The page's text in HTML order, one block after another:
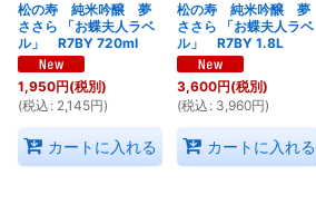
松の寿 純米吟醸 夢
ささら 「お蝶夫人ラベ
ル」 R7BY 720ml
1,950円(税別)
(税込 : 2,145円)
カートに入れる
松の寿 純米吟醸 夢
ささら 「お蝶夫人ラベ
ル」 R7BY 1.8L
3,600円(税別)
(税込 : 3,960円)
カートに入れる